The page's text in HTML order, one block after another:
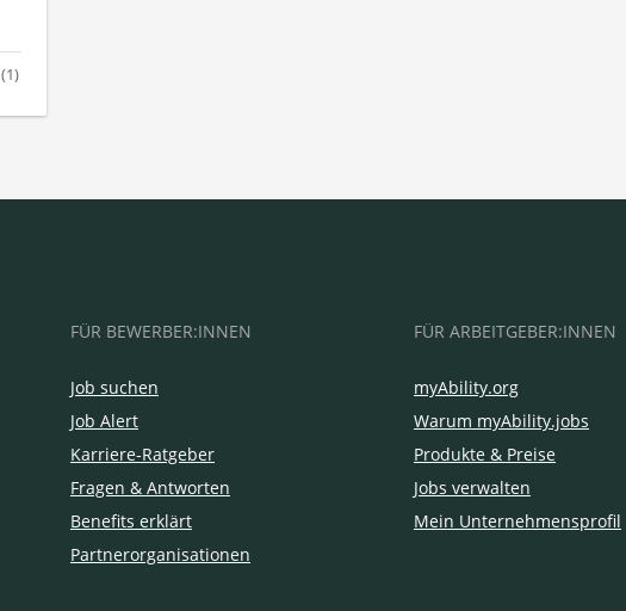
(1)
FÜR BEWERBER:INNEN
Job suchen
Job Alert
Karriere-Ratgeber
Fragen & Antworten
Benefits erklärt
Partnerorganisationen
FÜR ARBEITGEBER:INNEN
myAbility.org
Warum myAbility.jobs
Produkte & Preise
Jobs verwalten
Mein Unternehmensprofil